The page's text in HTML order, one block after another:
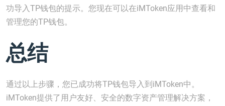
功导入TP钱包的提示。您现在可以在iMToken应用中查看和
管理您的TP钱包。
总结
通过以上步骤，您已成功将TP钱包导入到iMToken中。
iMToken提供了用户友好、安全的数字资产管理解决方案，